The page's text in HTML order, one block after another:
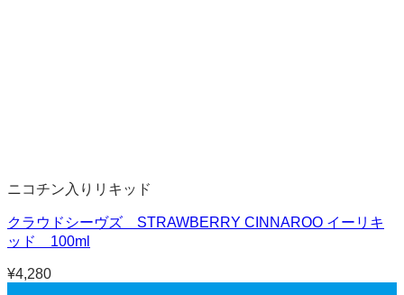
ニコチン入りリキッド
クラウドシーヴズ STRAWBERRY CINNAROO イーリキ
ッド 100ml
¥4,280